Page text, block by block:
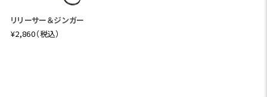
リリーサー＆ジンガー
¥2,860（税込）